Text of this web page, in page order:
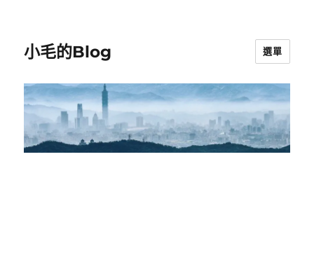
小毛的Blog 選單